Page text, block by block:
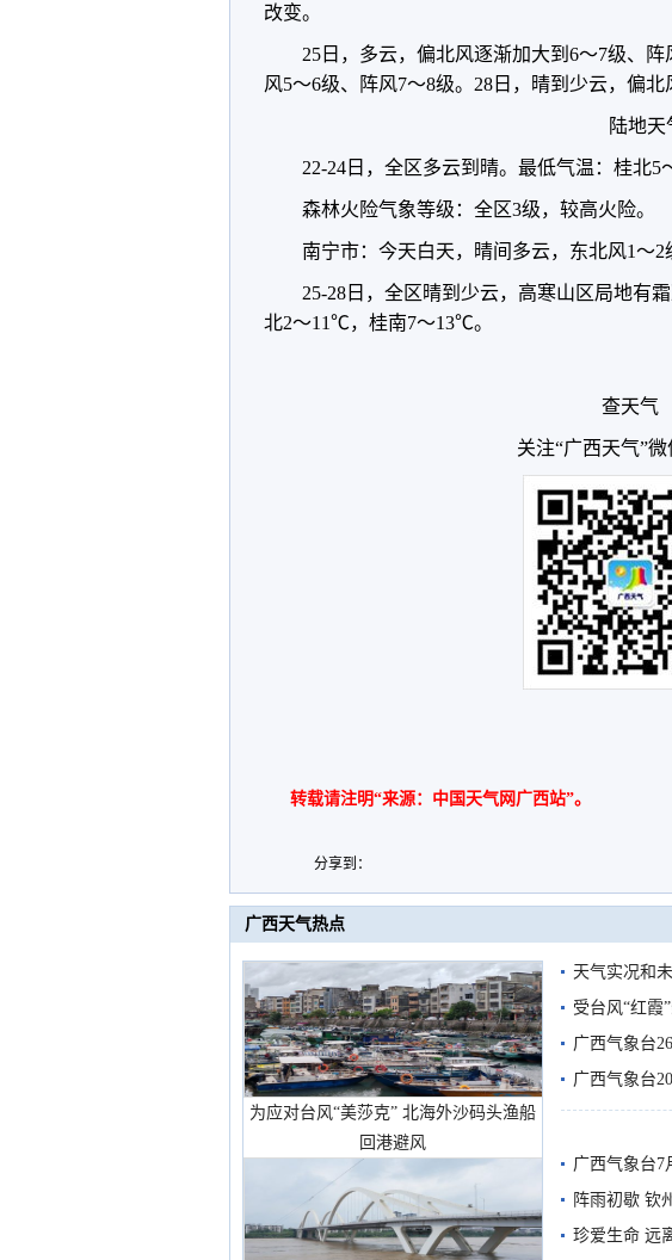
改变。
25日，多云，偏北风逐渐加大到6～7级、
风5～6级、阵风7～8级。28日，晴到少云，偏北
陆地天
22-24日，全区多云到晴。最低气温：桂北5
森林火险气象等级：全区3级，较高火险。
南宁市：今天白天，晴间多云，东北风1～
25-28日，全区晴到少云，高寒山区局地有
北2～11℃，桂南7～13℃。
查天气
关注“广西天气”
转载请注明“来源：中国天气网广西站”。
分享到：
广西天气热点
为应对台风“美莎克” 北海外沙码头渔船
回港避风
天气实况和
受台风“红霞
有较强降雨
广西气象台
广西气象台
预警
广西气象台7
阵雨初歇 钦
珍爱生命 远